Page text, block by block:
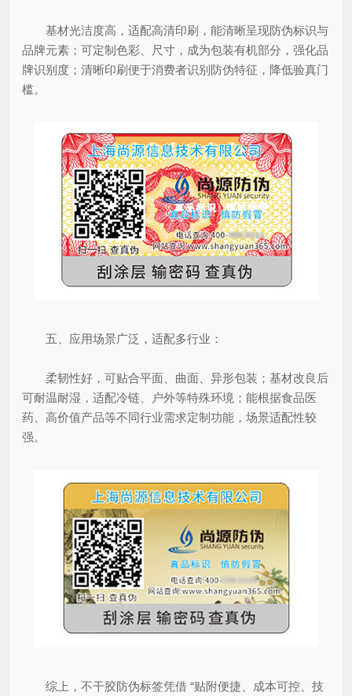
基材光洁度高，适配高清印刷，能清晰呈现防伪标识与
品牌元素；可定制色彩、尺寸，成为包装有机部分，强化品
牌识别度；清晰印刷便于消费者识别防伪特征，降低验真门
槛。
五、应用场景广泛，适配多行业：
柔韧性好，可贴合平面、曲面、异形包装；基材改良后
可耐温耐湿，适配冷链、户外等特殊环境；能根据食品医
药、高价值产品等不同行业需求定制功能，场景适配性较
强。
综上，不干胶防伪标签凭借 “贴附便捷、成本可控、技